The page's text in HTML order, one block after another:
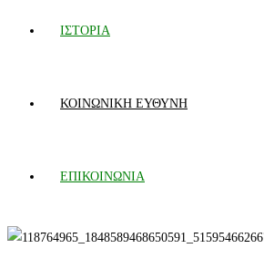
ΙΣΤΟΡΙΑ
ΚΟΙΝΩΝΙΚΗ ΕΥΘΥΝΗ
ΕΠΙΚΟΙΝΩΝΙΑ